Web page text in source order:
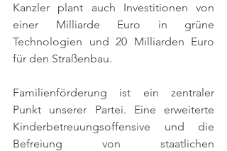
Kanzler plant auch Investitionen von
einer Milliarde Euro in grüne
Technologien und 20 Milliarden Euro
für den Straßenbau.
Familienförderung ist ein zentraler
Punkt unserer Partei. Eine erweiterte
Kinderbetreuungsoffensive und die
Befreiung von staatlichen